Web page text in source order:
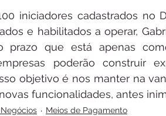
iniciadores cadastrados no
e habilitados a operar,
prazo que está apenas
poderão construir
objetivo é nos manter na
funcionalidades, antes
Meios de Pagamento